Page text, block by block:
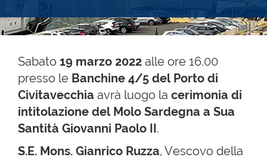
Sabato 19 marzo 2022 alle ore 16.00
presso le Banchine 4/5 del Porto di
Civitavecchia avrà luogo la cerimonia di
intitolazione del Molo Sardegna a Sua
Santità Giovanni Paolo II.
S.E. Mons. Gianrico Ruzza, Vescovo della